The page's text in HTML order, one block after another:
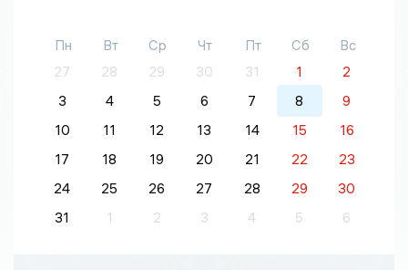
Пн Вт Ср Чт Пт Сб
Вс
27
28 29 30 31 1
2
3
4 5 6 7 8
9
10
11 12 13 14 15
16
17
18 19 20 21 22
23
24
25 26 27 28 29
30
31
1 2 3 4 5 6